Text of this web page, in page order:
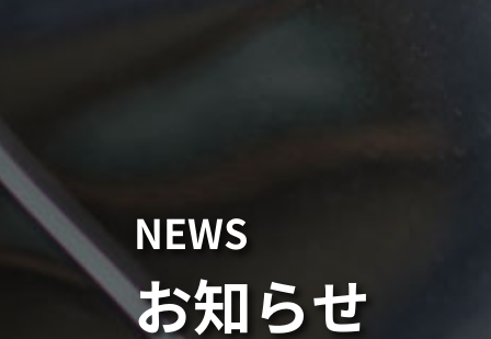
NEWS
お知らせ